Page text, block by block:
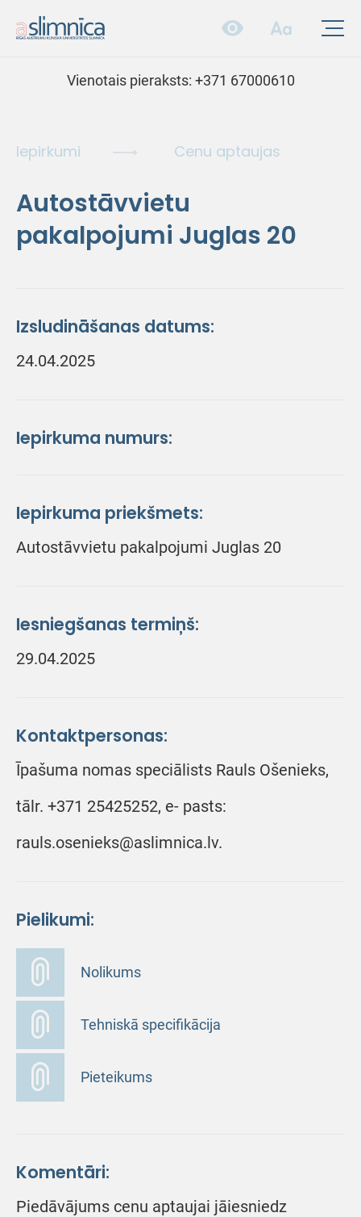
Vienotais pieraksts: +371 67000610
Iepirkumi Cenu aptaujas
Autostāvvietu
pakalpojumi Juglas 20
Izsludināšanas datums:
24.04.2025
Iepirkuma numurs:
Iepirkuma priekšmets:
Autostāvvietu pakalpojumi Juglas 20
Iesniegšanas termiņš:
29.04.2025
Kontaktpersonas:
Īpašuma nomas speciālists Rauls Ošenieks,
tālr. +371 25425252, e- pasts:
rauls.osenieks@aslimnica.lv.
Pielikumi:
Nolikums
Tehniskā specifikācija
Pieteikums
Komentāri:
Piedāvājums cenu aptaujai jāiesniedz